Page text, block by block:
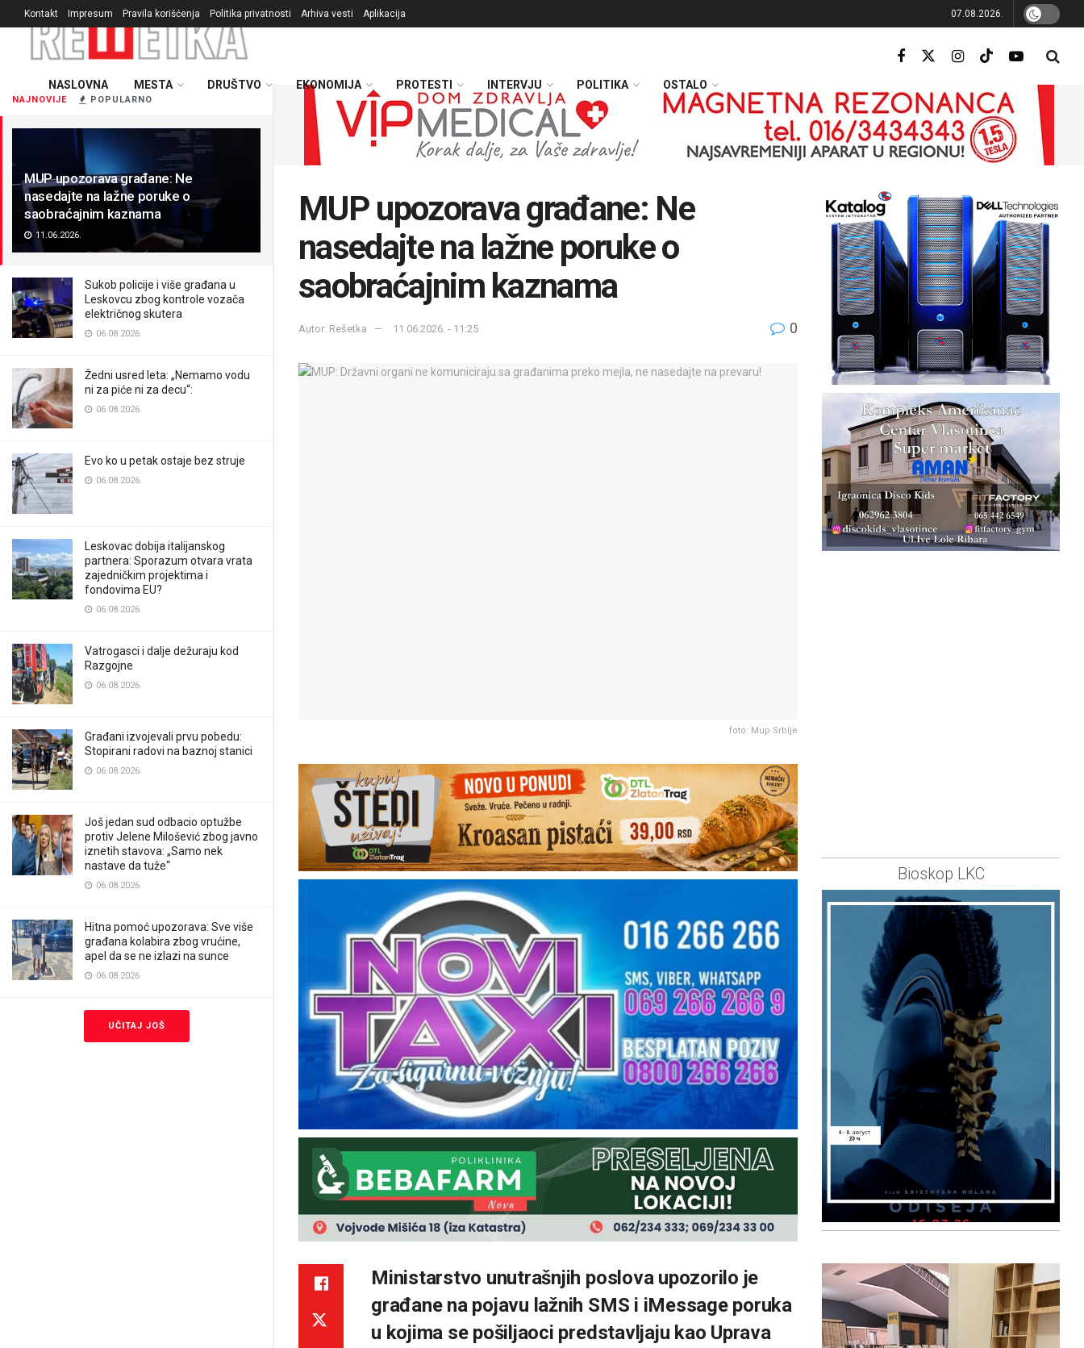
NAJNOVIJE POPULARNO
MUP upozorava građane: Ne
nasedajte na lažne poruke o
saobraćajnim kaznama
11.06.2026.
Sukob policije i više građana u
Leskovcu zbog kontrole vozača
električnog skutera
06.08.2026.
Žedni usred leta: „Nemamo vodu
ni za piće ni za decu“:
06.08.2026.
Evo ko u petak ostaje bez struje
06.08.2026.
Leskovac dobija italijanskog
partnera: Sporazum otvara vrata
zajedničkim projektima i
fondovima EU?
06.08.2026.
Vatrogasci i dalje dežuraju kod
Razgojne
06.08.2026.
Građani izvojevali prvu pobedu:
Stopirani radovi na baznoj stanici
06.08.2026.
Još jedan sud odbacio optužbe
protiv Jelene Milošević zbog javno
iznetih stavova: „Samo nek
nastave da tuže“
06.08.2026.
Hitna pomoć upozorava: Sve više
građana kolabira zbog vrućine,
apel da se ne izlazi na sunce
06.08.2026.
UČITAJ JOŠ
Kontakt Impresum Pravila korišćenja Politika privatnosti Arhiva vesti Aplikacija 07.08.2026.
NASLOVNA MESTA DRUŠTVO EKONOMIJA PROTESTI INTERVJU POLITIKA OSTALO
MUP upozorava građane: Ne
nasedajte na lažne poruke o
saobraćajnim kaznama
Autor: Rešetka 11.06.2026. - 11:25 0
foto: Mup Srbije
Ministarstvo unutrašnjih poslova upozorilo je
građane na pojavu lažnih SMS i iMessage poruka
u kojima se pošiljaoci predstavljaju kao Uprava
Bioskop LKC